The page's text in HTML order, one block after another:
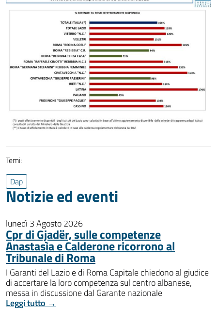
Temi:
Dap
Notizie ed eventi
lunedì 3 Agosto 2026
Cpr di Gjadër, sulle competenze
Anastasìa e Calderone ricorrono al
Tribunale di Roma
I Garanti del Lazio e di Roma Capitale chiedono al giudice
di accertare la loro competenza sul centro albanese,
messa in discussione dal Garante nazionale
Leggi tutto →